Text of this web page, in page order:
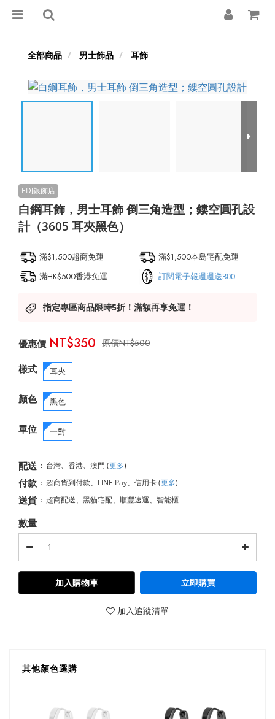
全部商品 男士飾品 耳飾
白鋼耳飾，男士耳飾 倒三角造型；鏤空圓孔設
計（3605 耳夾黑色）
滿$1,500超商免運
滿$1,500本島宅配免運
滿HK$500香港免運
訂閱電子報週週送300
指定專區商品限時5折！滿額再享免運！
NT$500
NT$350
樣式 耳夾
顏色 黑色
單位 一對
配送 : 台灣、香港、澳門 (更多)
付款 : 超商貨到付款、LINE Pay、信用卡(更多)
送貨 : 超商配送、黑貓宅配、順豐速運、智能櫃
數量
加入購物車 立即購買
加入追蹤清單
其他顏色選購